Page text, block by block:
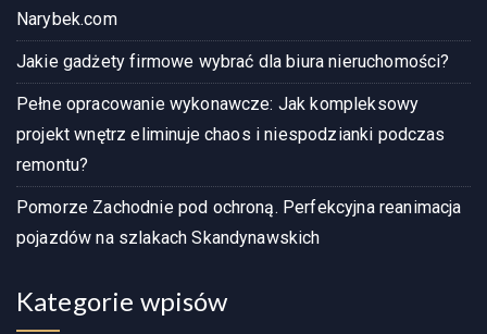
Narybek.com
Jakie gadżety firmowe wybrać dla biura nieruchomości?
Pełne opracowanie wykonawcze: Jak kompleksowy
projekt wnętrz eliminuje chaos i niespodzianki podczas
remontu?
Pomorze Zachodnie pod ochroną. Perfekcyjna reanimacja
pojazdów na szlakach Skandynawskich
Kategorie wpisów